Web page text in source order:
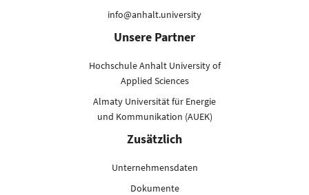
info@anhalt.university
Unsere Partner
Hochschule Anhalt University of
Applied Sciences
Almaty Universität für Energie
und Kommunikation (AUEK)
Zusätzlich
Unternehmensdaten
Dokumente